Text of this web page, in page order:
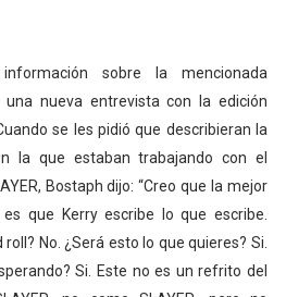
sobre la mencionada
una nueva entrevista con la edición
se les pidió que describieran la
la que estaban trabajando con el
Bostaph dijo: “Creo que la mejor
que Kerry escribe lo que escribe.
No. ¿Será esto lo que quieres? Si.
Si. Este no es un refrito del